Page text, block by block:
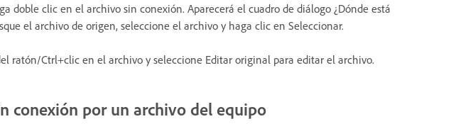
doble clic en el archivo sin conexión. Aparecerá el cuadro de diálogo ¿Dónde está
el archivo de origen, seleccione el archivo y haga clic en Seleccionar.
ratón/Ctrl+clic en el archivo y seleccione Editar original para editar el archivo.
conexión por un archivo del equipo